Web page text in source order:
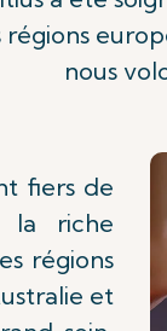
nous
fiers de
la riche
régions
et